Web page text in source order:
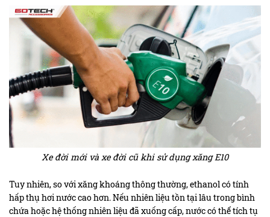
Xe đời mới và xe đời cũ khi sử dụng xăng E10
Tuy nhiên, so với xăng khoáng thông thường, ethanol có tính
hấp thụ hơi nước cao hơn. Nếu nhiên liệu tồn tại lâu trong bình
chứa hoặc hệ thống nhiên liệu đã xuống cấp, nước có thể tích tụ